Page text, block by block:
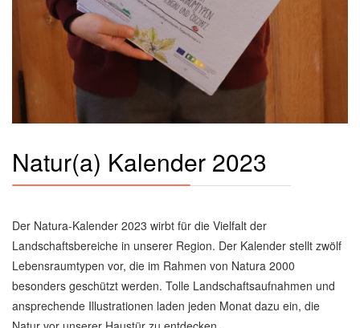
Natur(a) Kalender 2023
Der Natura-Kalender 2023 wirbt für die Vielfalt der
Landschaftsbereiche in unserer Region. Der Kalender stellt zwölf
Lebensraumtypen vor, die im Rahmen von Natura 2000
besonders geschützt werden. Tolle Landschaftsaufnahmen und
ansprechende Illustrationen laden jeden Monat dazu ein, die